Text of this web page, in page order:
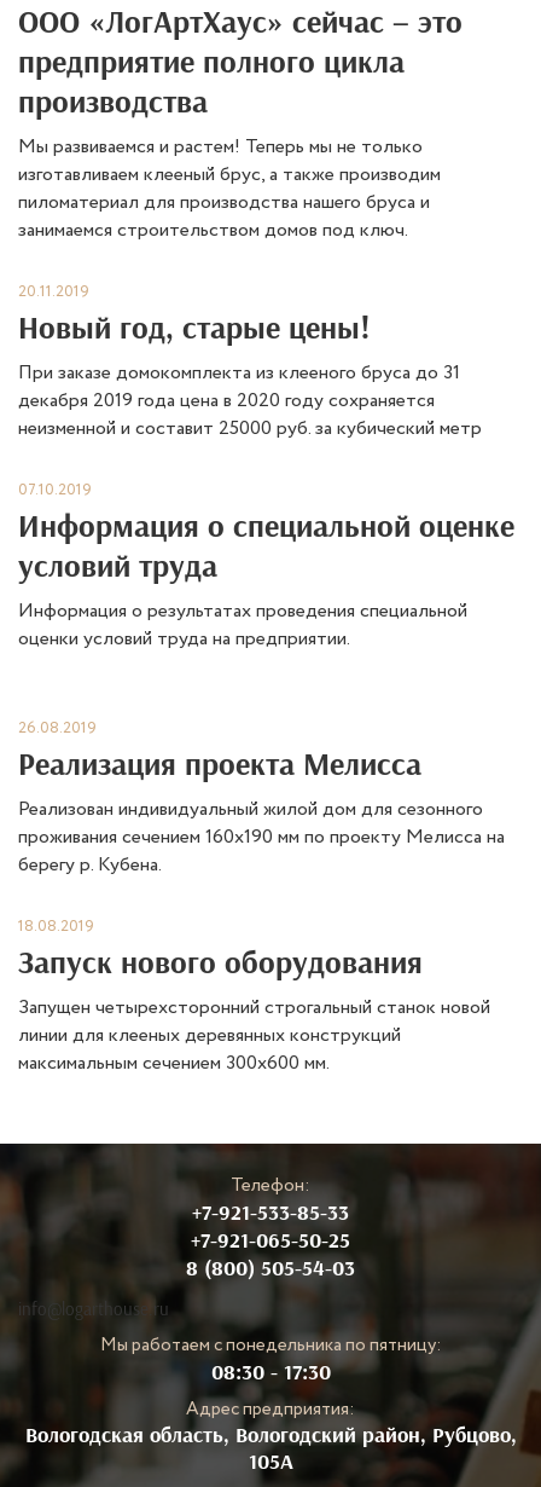
ООО «ЛогАртХаус» сейчас – это
предприятие полного цикла
производства
Мы развиваемся и растем! Теперь мы не только
изготавливаем клееный брус, а также производим
пиломатериал для производства нашего бруса и
занимаемся строительством домов под ключ.
20.11.2019
Новый год, старые цены!
При заказе домокомплекта из клееного бруса до 31
декабря 2019 года цена в 2020 году сохраняется
неизменной и составит 25000 руб. за кубический метр
07.10.2019
Информация о специальной оценке
условий труда
Информация о результатах проведения специальной
оценки условий труда на предприятии.
26.08.2019
Реализация проекта Мелисса
Реализован индивидуальный жилой дом для сезонного
проживания сечением 160х190 мм по проекту Мелисса на
берегу р. Кубена.
18.08.2019
Запуск нового оборудования
Запущен четырехсторонний строгальный станок новой
линии для клееных деревянных конструкций
максимальным сечением 300x600 мм.
Телефон:
+7-921-533-85-33
+7-921-065-50-25
8 (800) 505-54-03
info@logarthouse.ru
Мы работаем с понедельника по пятницу:
08:30 - 17:30
Адрес предприятия:
Вологодская область, Вологодский район, Рубцово,
105А